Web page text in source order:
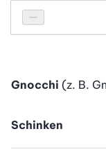
Personenanzahl
Personenanzahl
Gnocchi (z. B.
Schinken